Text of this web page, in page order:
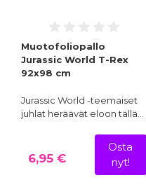
Muotofoliopallo
Jurassic World T-Rex
92x98 cm
Jurassic World -teemaiset
juhlat heräävät eloon tällä…
6,95 €
Osta
nyt!